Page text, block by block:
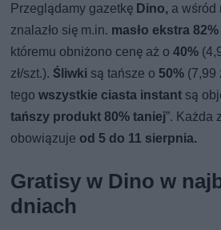
Przeglądamy gazetkę Dino, a wśród
znalazło się m.in. masło ekstra
któremu obniżono cenę aż o40%
zł/szt.). Śliwki są tańsze o 50% (7,99
tegowszystkie ciasta instant są
tańszy produkt 80% taniej”. Każda
obowiązuje od 5 do 11 sierpnia.
Gratisy w Dino w
dniach